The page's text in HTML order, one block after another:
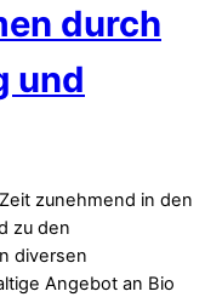
durch
und
zunehmend in den
zu den
diversen
Angebot an Bio